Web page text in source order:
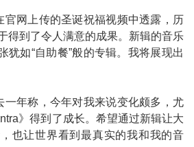
网上传的圣诞祝福视频中透露，历
得到了令人满意的成果。新辑的音乐
犹如“自助餐”般的专辑。我将展现出
年称，今年对我来说变化颇多，尤
》得到了成长。希望通过新辑让大
也让世界看到最真实的我和我的音